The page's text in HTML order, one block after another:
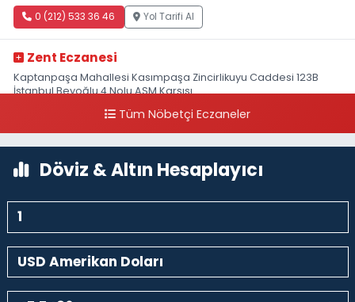
0 (212) 533 36 46 Yol Tarifi Al
Zent Eczanesi
Kaptanpaşa Mahallesi Kasımpaşa Zincirlikuyu Caddesi 123B
İstanbul Beyoğlu 4 Nolu ASM Karşısı
0 (212) 297 96 92 Yol Tarifi Al
Tüm Nöbetçi Eczaneler
Döviz & Altın Hesaplayıcı